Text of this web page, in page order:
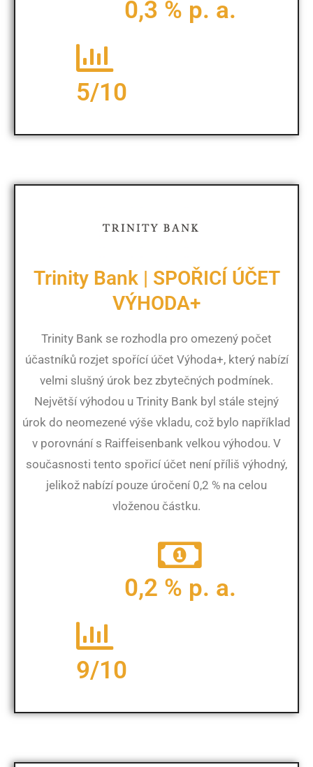
0,3 % p. a.
5/10
Trinity Bank | SPOŘICÍ ÚČET
VÝHODA+
Trinity Bank se rozhodla pro omezený počet
účastníků rozjet spořící účet Výhoda+, který nabízí
velmi slušný úrok bez zbytečných podmínek.
Největší výhodou u Trinity Bank byl stále stejný
úrok do neomezené výše vkladu, což bylo například
v porovnání s Raiffeisenbank velkou výhodou. V
současnosti tento spořicí účet není příliš výhodný,
jelikož nabízí pouze úročení 0,2 % na celou
vloženou částku.
0,2 % p. a.
9/10